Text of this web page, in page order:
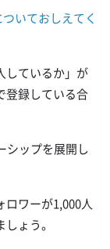
いておしえてく
しているか」が
登録している合
シップを展開し
ワーが1,000人
ょう。